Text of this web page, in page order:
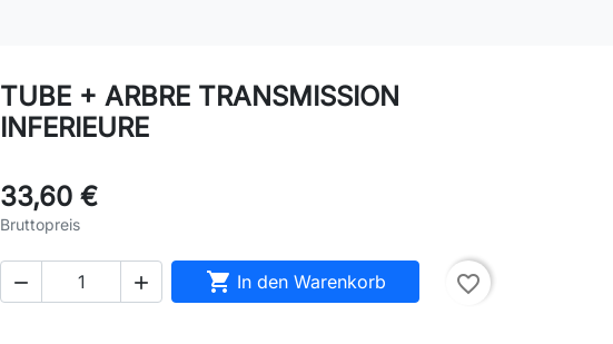
TUBE + ARBRE TRANSMISSION
INFERIEURE
33,60 €
Bruttopreis
   In den Warenkorb favorite_border